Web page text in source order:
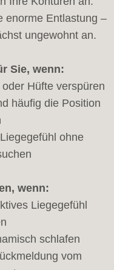
enorme Entlastung –
ungewohnt an.
Sie, wenn:
Hüfte verspüren
häufig die Position
ohne
wenn:
Liegegefühl
schlafen
vom